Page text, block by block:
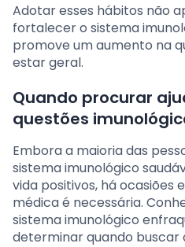
Adotar esses hábitos não
fortalecer o sistema
promove um aumento na
estar geral.
Quando procurar
questões
Embora a maioria das
sistema imunológico
vida positivos, há ocasiões
médica é necessária.
sistema imunológico
determinar quando buscar